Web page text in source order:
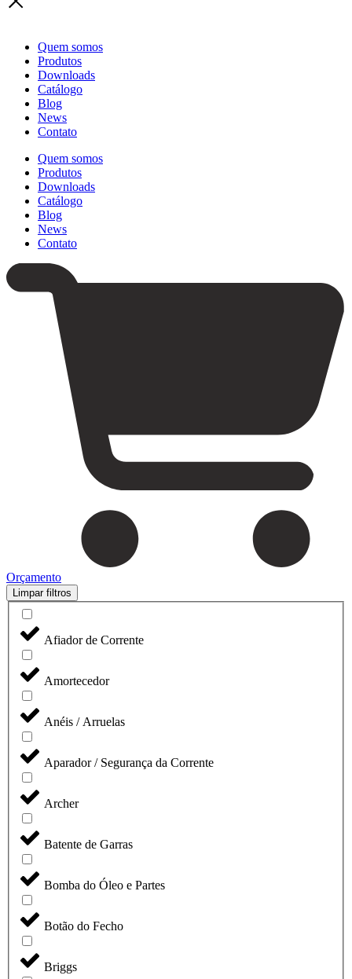
Quem somos
Produtos
Downloads
Catálogo
Blog
News
Contato
Quem somos
Produtos
Downloads
Catálogo
Blog
News
Contato
Orçamento
Limpar filtros
Afiador de Corrente
Amortecedor
Anéis / Arruelas
Aparador / Segurança da Corrente
Archer
Batente de Garras
Bomba do Óleo e Partes
Botão do Fecho
Briggs